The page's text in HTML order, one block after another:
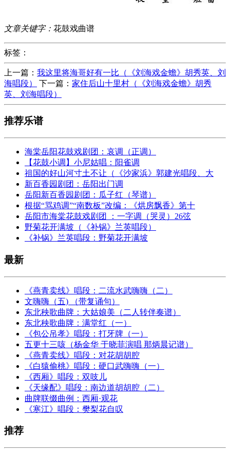
文章关键字： 花鼓戏曲谱
标签：
上一篇： 我这里将海哥好有一比（《刘海戏金蟾》胡秀英、刘
海唱段）
下一篇： 家住后山十里村（《刘海戏金蟾》胡秀
英、刘海唱段）
推荐乐谱
海棠岳阳花鼓戏剧团：哀调（正调）
【花鼓小调】小尼姑唱：阳雀调
祖国的好山河寸土不让（《沙家浜》郭建光唱段、大
新百香园剧团：岳阳出门调
岳阳新百香园剧团：瓜子红（琴谱）
根据“骂鸡调”“南数板”改编：《烘房飘香》第十
岳阳市海棠花鼓戏剧团 ：一字调（哭灵）26弦
野菊花开满坡（《补锅》兰英唱段）
《补锅》兰英唱段：野菊花开满坡
最新
《燕青卖线》唱段：二流水武嗨嗨（二）
文嗨嗨（五) （带复诵句）
东北秧歌曲牌：大姑娘美（二人转伴奏谱）
东北秧歌曲牌：满堂红（一）
《包公吊孝》唱段：打牙牌（一）
五更十三咳（杨金华 于晓菲演唱 那炳晨记谱）
《燕青卖线》唱段：对花胡胡腔
《白猿偷桃》唱段：硬口武嗨嗨（一）
《西厢》唱段：双吱儿
《天缘配》唱段：南边道胡胡腔（二）
曲牌联缀曲例：西厢·观花
《寒江》唱段：樊梨花自叹
推荐